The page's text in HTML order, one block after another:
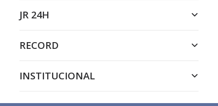
JR 24H
RECORD
INSTITUCIONAL